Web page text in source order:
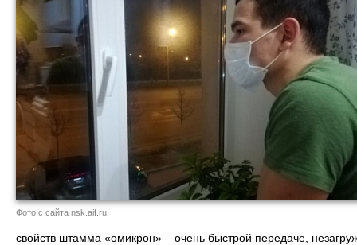
Фото с сайта nsk.aif.ru
свойств штамма «омикрон» – очень быстрой передаче,